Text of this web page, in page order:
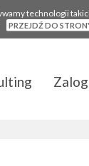
technologii
PRZEJDŹ DO